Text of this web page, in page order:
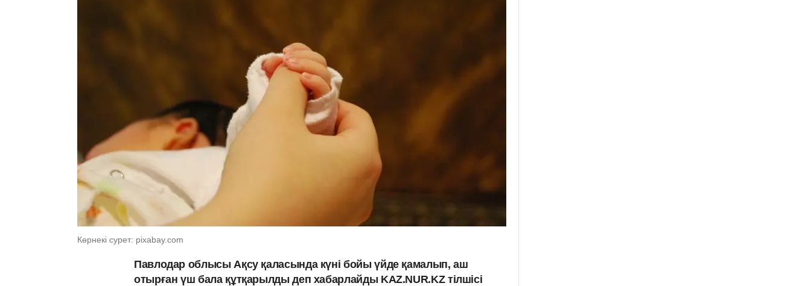
Көрнекі сурет: pixabay.com
Павлодар облысы Ақсу қаласында күні бойы үйде қамалып, аш
отырған үш бала құтқарылды деп хабарлайды KAZ.NUR.KZ тілшісі